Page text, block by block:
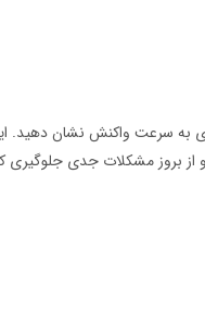
سرعت واکنش نشان دهید.
از بروز مشکلات جدی جلوگیری